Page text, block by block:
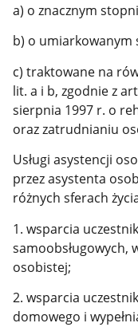
a) o znacznym
b) o umiarkowanym
c) traktowane na
lit. a i b, zgodnie z
sierpnia 1997 r. o
oraz zatrudnianiu
Usługi asystencji
przez asystenta
różnych sferach
1. wsparcia
samoobsługowych,
osobistej;
2. wsparcia
domowego i